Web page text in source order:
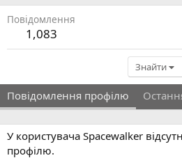
Повідомлення
1,083
Знайти
Повідомлення профілю
У користувача Spacewalker
профілю.